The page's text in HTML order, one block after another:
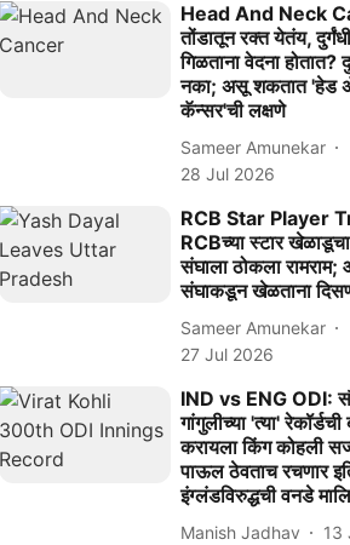
Head And Neck
तोंडातून रक्त येतंय,
गिळताना वेदना होतात?
नका; असू शकतात 'हेड
कॅन्सर'ची लक्षणे
Sameer Amunekar
28 Jul 2026
RCB Star Player
RCBच्या स्टार खेळाडूचा
संघाला ठोकला रामराम;
संघाकडून खेळताना
Sameer Amunekar
27 Jul 2026
IND vs ENG ODI:
गांगुलीच्या 'त्या' रेकॉर्डची
करायला किंग कोहली
पाऊल ठेवताच रचणार
इंग्लंडविरुद्धची वनडे
Manish Jadhav 13